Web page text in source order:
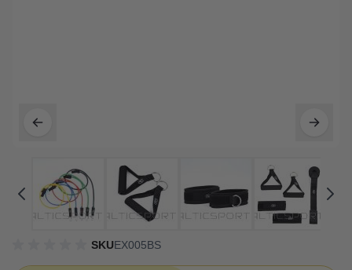
SKUEX005BS